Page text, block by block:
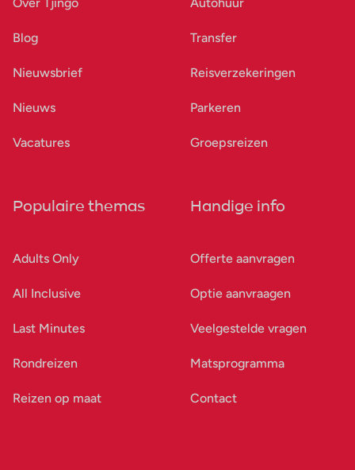
Blog
Nieuwsbrief
Nieuws
Vacatures
Transfer
Reisverzekeringen
Parkeren
Groepsreizen
Populaire themas
Adults Only
All Inclusive
Last Minutes
Rondreizen
Reizen op maat
Handige info
Offerte aanvragen
Optie aanvraagen
Veelgestelde vragen
Matsprogramma
Contact